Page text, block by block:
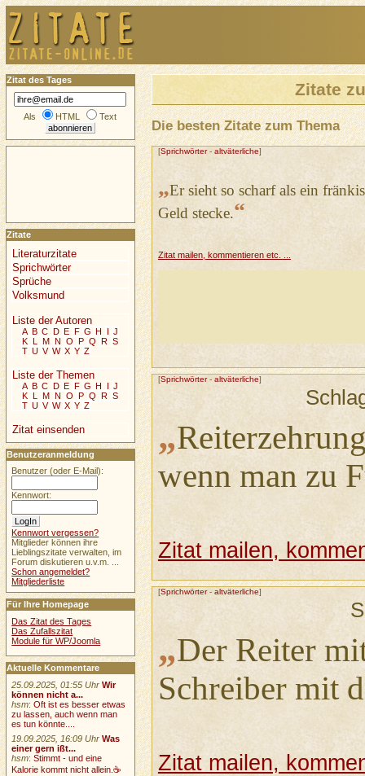
Zitate
Die besten Zitate zum Thema
[Sprichwörter- altväterliche]
„Er sieht so scharf als ein
Geld stecke.“
Zitat mailen, kommentieren etc. ...
[Sprichwörter- altväterliche]
„
wenn man zu
Zitat mailen,
[Sprichwörter- altväterliche]
„Der Reiter
Schreiber mit
Zitat mailen,
Zitat des Tages
Als HTML Text
Zitate
Literaturzitate
Sprichwörter
Sprüche
Volksmund
Liste der Autoren
A B C D E F G H I J
K L M N O P Q R S
T U V W X Y Z
Liste der Themen
A B C D E F G H I J
K L M N O P Q R S
T U V W X Y Z
Zitat einsenden
Benutzeranmeldung
Benutzer (oder E-Mail):
Kennwort:
Kennwort vergessen?
Mitglieder können ihre
Lieblingszitate verwalten, im
Forum diskutieren u.v.m. ...
Schon angemeldet?
Mitgliederliste
Für Ihre Homepage
Das Zitat des Tages
Das Zufallszitat
Module für WP/Joomla
Aktuelle Kommentare
25.09.2025, 01:55 Uhr Wir
können nicht a...
hsm:Oft ist es besser etwas
zu lassen, auch wenn man
es tun könnte....
19.09.2025, 16:09 Uhr Was
einer gern ißt...
hsm:Stimmt - und eine
Kalorie kommt nicht allein.☕